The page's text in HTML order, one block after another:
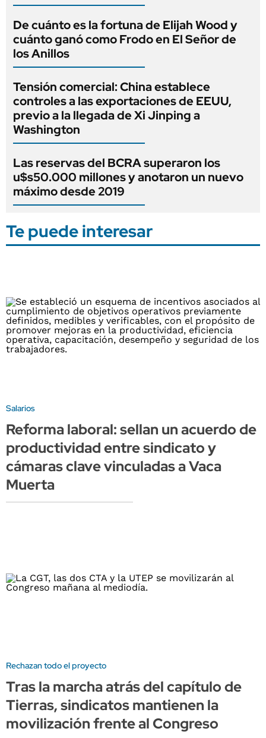
De cuánto es la fortuna de Elijah Wood y
cuánto ganó como Frodo en El Señor de
los Anillos
Tensión comercial: China establece
controles a las exportaciones de EEUU,
previo a la llegada de Xi Jinping a
Washington
Las reservas del BCRA superaron los
u$s50.000 millones y anotaron un nuevo
máximo desde 2019
Te puede interesar
Salarios
Reforma laboral: sellan un acuerdo de
productividad entre sindicato y
cámaras clave vinculadas a Vaca
Muerta
Rechazan todo el proyecto
Tras la marcha atrás del capítulo de
Tierras, sindicatos mantienen la
movilización frente al Congreso